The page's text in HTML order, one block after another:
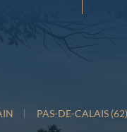
PAS-DE-CALAIS (62)